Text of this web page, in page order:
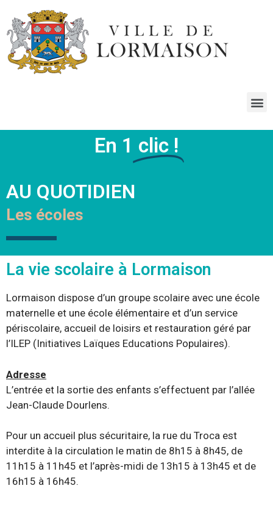
En 1 clic !
AU QUOTIDIEN
Les écoles
La vie scolaire à Lormaison
Lormaison dispose d’un groupe scolaire avec une école
maternelle et une école élémentaire et d’un service
périscolaire, accueil de loisirs et restauration géré par
l’ILEP (Initiatives Laïques Educations Populaires).
Adresse
L’entrée et la sortie des enfants s’effectuent par l’allée
Jean-Claude Dourlens.
Pour un accueil plus sécuritaire, la rue du Troca est
interdite à la circulation le matin de 8h15 à 8h45, de
11h15 à 11h45 et l’après-midi de 13h15 à 13h45 et de
16h15 à 16h45.